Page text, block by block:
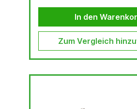
In den
Zum Vergleich